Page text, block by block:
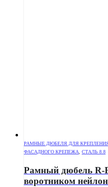
РАМНЫЕ ДЮБЕЛЯ ДЛЯ
ФАСАДНОГО КРЕПЕЖА, СТАЛЬ 8.8
Рамный дюбель R-
воротником